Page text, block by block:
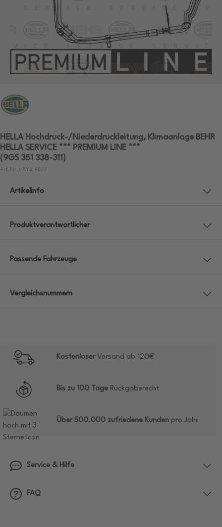
HELLA Hochdruck-/Niederdruckleitung, Klimaanlage BEHR
HELLA SERVICE *** PREMIUM LINE ***
(9GS 351 338-311)
Art.Nr.: XY214877
Artikelinfo
Produktverantwortlicher
Passende Fahrzeuge
Vergleichsnummern
KostenloserVersand ab 120€
Bis zu 100 Tage Rückgaberecht
Über 500.000 zufriedene Kunden pro Jahr
Service & Hilfe
FAQ